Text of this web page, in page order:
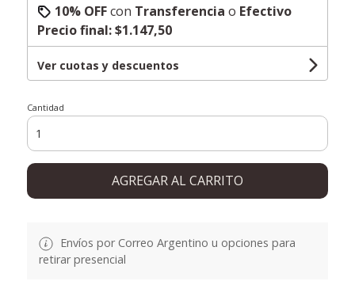
10% OFFcon Transferencia o Efectivo
Precio final:$1.147,50
Ver cuotas y descuentos
Cantidad
AGREGAR AL CARRITO
Envíos por Correo Argentino u opciones para
retirar presencial